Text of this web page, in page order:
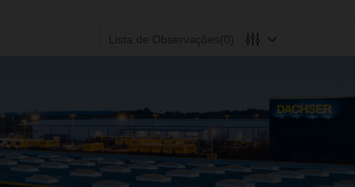
Lista de Observações (0)